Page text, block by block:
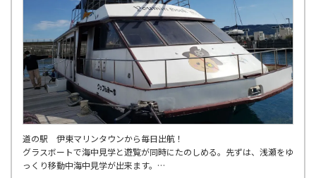
道の駅 伊東マリンタウンから毎日出航！
グラスボートで海中見学と遊覧が同時にたのしめる。先ずは、浅瀬をゆ
っくり移動中海中見学が出来ます。